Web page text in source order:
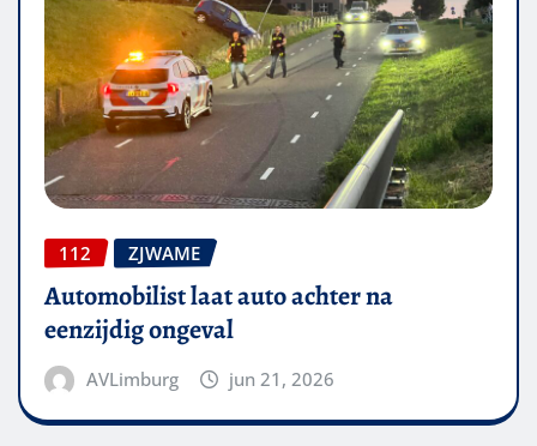
112 ZJWAME
Automobilist laat auto achter na
eenzijdig ongeval
AVLimburg jun 21, 2026